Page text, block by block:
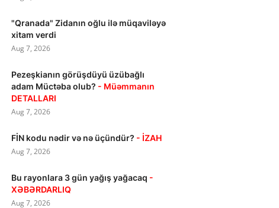
"Qranada" Zidanın oğlu ilə müqaviləyə
xitam verdi
Aug 7, 2026
Pezeşkianın görüşdüyü üzübağlı
adam Müctəba olub? - Müəmmanın
DETALLARI
Aug 7, 2026
FİN kodu nədir və nə üçündür? - İZAH
Aug 7, 2026
Bu rayonlara 3 gün yağış yağacaq -
XƏBƏRDARLIQ
Aug 7, 2026